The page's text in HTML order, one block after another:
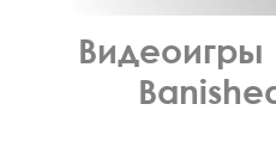
Видеоигры